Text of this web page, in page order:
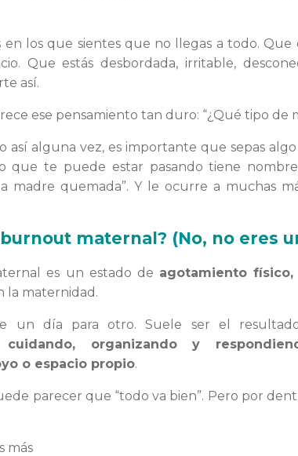
en los que sientes que no llegas a todo. Que
Que estás desbordada, irritable,
así.
ese pensamiento tan duro: “¿Qué tipo de
así alguna vez, es importante que sepas
que te puede estar pasando tiene
madre quemada”. Y le ocurre a muchas
burnout maternal? (No, no eres
es un estado de agotamiento
la maternidad.
un día para otro. Suele ser el
cuidando, organizando y
o espacio propio.
parecer que “todo va bien”. Pero por
más